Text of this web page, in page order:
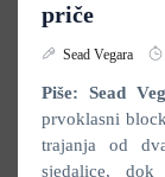
priče
Sead Vegara
Piše: Sead
prvoklasni
trajanja od
sjedalice,